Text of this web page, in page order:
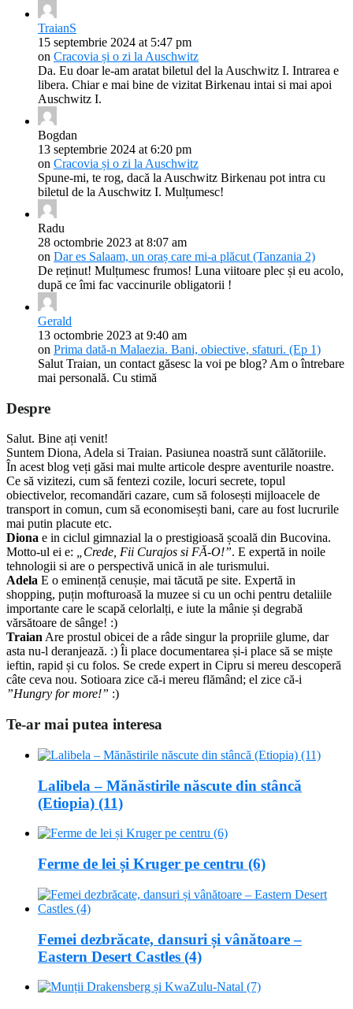
TraianS
15 septembrie 2024 at 5:47 pm
on Cracovia și o zi la Auschwitz
Da. Eu doar le-am aratat biletul del la Auschwitz I. Intrarea e
libera. Chiar e mai bine de vizitat Birkenau intai si mai apoi
Auschwitz I.
Bogdan
13 septembrie 2024 at 6:20 pm
on Cracovia și o zi la Auschwitz
Spune-mi, te rog, dacă la Auschwitz Birkenau pot intra cu
biletul de la Auschwitz I. Mulțumesc!
Radu
28 octombrie 2023 at 8:07 am
on Dar es Salaam, un oraș care mi-a plăcut (Tanzania 2)
De reținut! Mulțumesc frumos! Luna viitoare plec și eu acolo,
după ce îmi fac vaccinurile obligatorii !
Gerald
13 octombrie 2023 at 9:40 am
on Prima dată-n Malaezia. Bani, obiective, sfaturi. (Ep 1)
Salut Traian, un contact găsesc la voi pe blog? Am o întrebare
mai personală. Cu stimă
Despre
Salut. Bine ați venit!
Suntem Diona, Adela si Traian. Pasiunea noastră sunt călătoriile.
În acest blog veți găsi mai multe articole despre aventurile noastre.
Ce să vizitezi, cum să fentezi cozile, locuri secrete, topul
obiectivelor, recomandări cazare, cum să folosești mijloacele de
transport in comun, cum să economisești bani, care au fost lucrurile
mai putin placute etc.
Diona e in ciclul gimnazial la o prestigioasă școală din Bucovina.
Motto-ul ei e: „Crede, Fii Curajos si FĂ-O!”. E expertă in noile
tehnologii si are o perspectivă unică in ale turismului.
Adela E o eminență cenușie, mai tăcută pe site. Expertă in
shopping, puțin mofturoasă la muzee si cu un ochi pentru detaliile
importante care le scapă celorlalți, e iute la mânie și degrabă
vărsătoare de sânge! :)
TraianAre prostul obicei de a râde singur la propriile glume, dar
asta nu-l deranjează. :) Îi place documentarea și-i place să se miște
ieftin, rapid și cu folos. Se crede expert in Cipru si mereu descoperă
câte ceva nou. Sotioara zice că-i mereu flămând; el zice că-i
”Hungry for more!” :)
Te-ar mai putea interesa
Lalibela – Mănăstirile născute din stâncă
(Etiopia) (11)
Ferme de lei și Kruger pe centru (6)
Femei dezbrăcate, dansuri și vânătoare –
Eastern Desert Castles (4)